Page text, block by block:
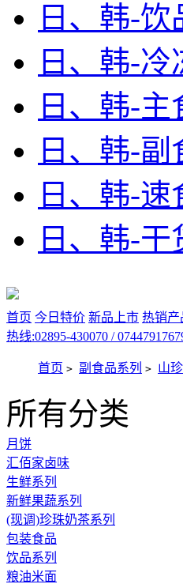
日、韩-饮
日、韩-冷
日、韩-主
日、韩-副
日、韩-速
日、韩-干
首页 今日特价 新品上市 热销产
热线:02895-430070 /
首页 > 副食品系列 > 山
所有分类
月饼
汇佰家卤味
生鲜系列
新鲜果蔬系列
(现调)珍珠奶茶系列
包装食品
饮品系列
粮油米面